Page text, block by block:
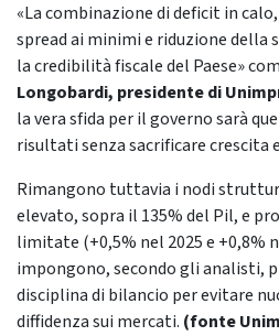
«La combinazione di deficit in
spread ai minimi e riduzione della
la credibilità fiscale del Paese»
Longobardi, presidente di
la vera sfida per il governo sarà
risultati senza sacrificare crescita
Rimangono tuttavia i nodi
elevato, sopra il 135% del Pil, e
limitate (+0,5% nel 2025 e +0,8%
impongono, secondo gli analisti,
disciplina di bilancio per evitare
diffidenza sui mercati. (fonte